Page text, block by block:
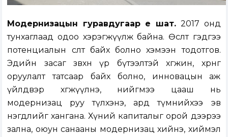
Модернизацын гуравдугаар үе шат.2017 онд
тунхаглаад одоо хэрэгжүүлж байна. Өсөлт гэдгээ
потенциалын өсөлт байх болно хэмээн тодотгов.
Эдийн засаг зөвхөн үр бүтээлтэй хөгжинө, хөрөнгө
оруулалт татсаар байх болно, инновацын аж
үйлдвэр хөгжүүлнэ, нийгмээ цааш нь
модернизац руу түлхэнэ, ард түмнийхээ эв
нэгдлийг хангана. Хүний капиталыг орой дээрээ
зална, оюун санааны модернизац хийнэ, хиймэл